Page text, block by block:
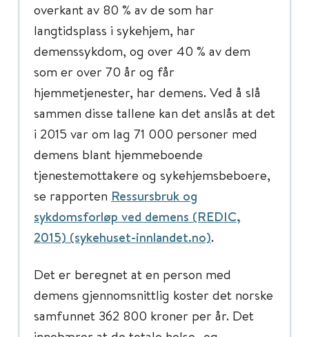
overkant av 80 % av de som har
langtidsplass i sykehjem, har
demenssykdom, og over 40 % av dem
som er over 70 år og får
hjemmetjenester, har demens. Ved å slå
sammen disse tallene kan det anslås at det
i 2015 var om lag 71 000 personer med
demens blant hjemmeboende
tjenestemottakere og sykehjemsbeboere,
se rapporten Ressursbruk og
sykdomsforløp ved demens (REDIC,
2015) (sykehuset-innlandet.no).
Det er beregnet at en person med
demens gjennomsnittlig koster det norske
samfunnet 362 800 kroner per år. Det